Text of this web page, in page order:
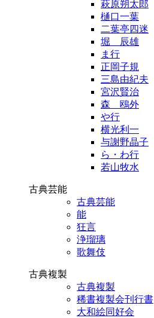
萩原朔太郎
樋口一葉
二葉亭四迷
堀 辰雄
ま行
正岡子規
三島由紀夫
宮沢賢治
森 鴎外
や行
横光利一
与謝野晶子
ら・わ行
若山牧水
古典芸能
古典芸能
能
狂言
浄瑠璃
歌舞伎
古典複製
古典複製
稀書複製会刊行書
大和絵同好会